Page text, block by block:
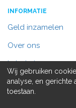
INFORMATIE
Geld inzamelen
Over ons
In het nieuws
Contact
Wij gebruiken
analyse, en gerichte
toestaan.